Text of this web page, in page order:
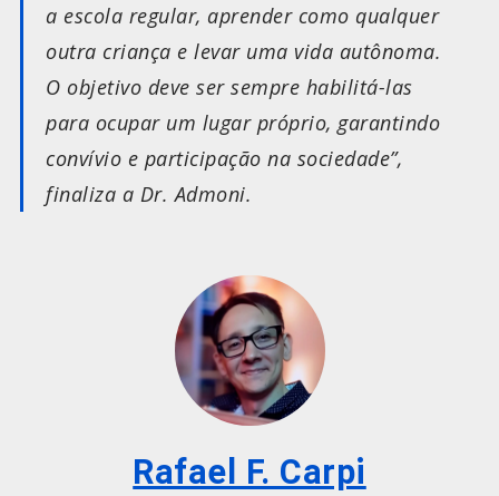
a escola regular, aprender como qualquer
outra criança e levar uma vida autônoma.
O objetivo deve ser sempre habilitá-las
para ocupar um lugar próprio, garantindo
convívio e participação na sociedade”,
finaliza a Dr. Admoni.
Rafael F. Carpi